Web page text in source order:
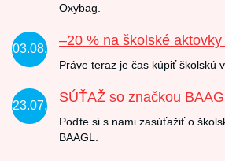
Oxybag.
03.08.
–20 % na školské
Práve teraz je čas kúpiť školskú
23.07.
SÚŤAŽ so značkou
Poďte si s nami zasúťažiť o
BAAGL.